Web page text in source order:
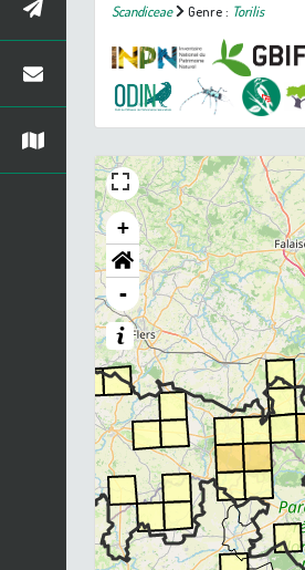
Scandiceae
Genre : Torilis
+
-